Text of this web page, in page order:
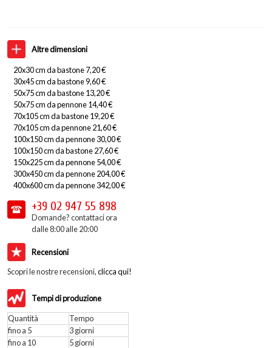
Altre dimensioni
20x30 cm da bastone 7,20 €
30x45 cm da bastone 9,60 €
50x75 cm da bastone 13,20 €
50x75 cm da pennone 14,40 €
70x105 cm da bastone 19,20 €
70x105 cm da pennone 21,60 €
100x150 cm da pennone 30,00 €
100x150 cm da bastone 27,60 €
150x225 cm da pennone 54,00 €
300x450 cm da pennone 204,00 €
400x600 cm da pennone 342,00 €
+39 02 947 55 898
Domande? contattaci ora
dalle 8:00 alle 20:00
Recensioni
Scopri le nostre recensioni,clicca qui!
Tempi di produzione
Quantità
Tempo
fino a 5
3 giorni
fino a 10
5 giorni